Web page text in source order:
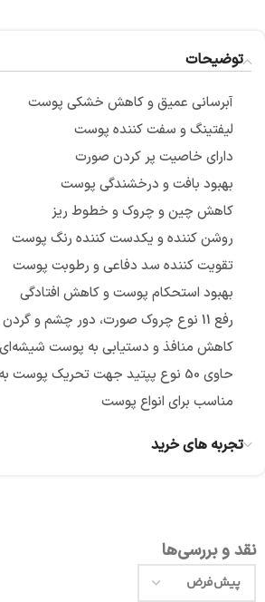
توضیحات
آبرسانی عمیق و کاهش خشکی پوست
لیفتینگ و سفت کننده پوست
دارای خاصیت پر کردن صورت
بهبود بافت و درخشندگی پوست
کاهش چین و چروک و خطوط ریز
روشن کننده و یکدست کننده رنگ پوست
تقویت کننده سد دفاعی و رطوبت پوست
بهبود استحکام پوست و کاهش افتادگی
رفع 11 نوع چروک صورت، دور چشم و گردن
کاهش منافذ و دستیابی به پوست شیشه‌ای
حاوی 50 نوع پپتید جهت تحریک پوست به تولید کلاژن
مناسب برای انواع پوست
تجربه های خرید
نقد و بررسی‌ها